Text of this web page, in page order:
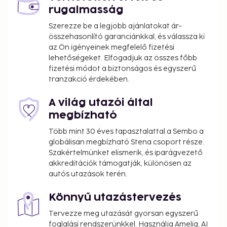
available onsite. Take advantage of recreation
opportunities such as bicycles to rent, or other
amenities including complimentary wireless
internet access and a vending machine. Buffet
breakfasts are served on weekdays from 5:30 AM to
9:30 AM and on weekends from 5:30 AM to 10:30 AM
You'll be asked to pay the following charges at the
property. Fees may include applicable taxes:
An effective city/local tax rate of 16.25 percent
will be charged
We have included all charges provided to us by the
Fee for buffet breakfast: approximately EUR
4.90 for adults and EUR 4.90 for children
Pet fee: EUR 5 per pet, per night
rugalmasság
Szerezze be a legjobb ajánlatokat ár-
összehasonlító garanciánkkal, és válassza ki
az Ön igényeinek megfelelő fizetési
lehetőségeket. Elfogadjuk az összes főbb
fizetési módot a biztonságos és egyszerű
tranzakció érdekében.
A világ utazói által
megbízható
Több mint 30 éves tapasztalattal a Sembo a
globálisan megbízható Stena csoport része.
Szakértelmünket elismerik, és iparágvezető
akkreditációk támogatják, különösen az
autós utazások terén.
Könnyű utazástervezés
Tervezze meg utazását gyorsan egyszerű
foglalási rendszerünkkel. Használja Amelia, AI